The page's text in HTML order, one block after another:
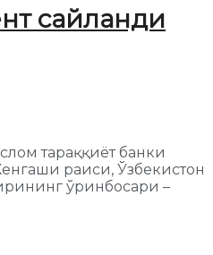
сайланди
тараққиёт банки
раиси, Ўзбекистон
ўринбосари –